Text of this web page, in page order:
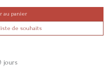
au panier
de souhaits
jours